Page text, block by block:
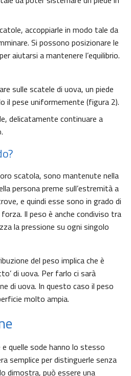
accoppiarle in modo tale da
Si possono posizionare le
aiutarsi a mantenere l’equilibrio.
sulle scatele di uova, un piede
il pese uniformemente (figura 2).
delicatamente continuare a
scatola, sono mantenute nella
persona preme sull’estremità a
e quindi esse sono in grado di
Il peso è anche condiviso tra
la pressione su ogni singolo
del peso implica che è
di uova. Per farlo ci sarà
di uova. In questo caso il peso
molto ampia.
e quelle sode hanno lo stesso
semplice per distinguerle senza
dimostra, può essere una